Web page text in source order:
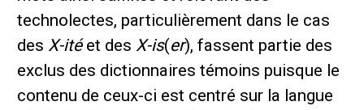
technolectes, particulièrement dans le cas
des X-itéet des X-is(er), fassent partie des
exclus des dictionnaires témoins puisque le
contenu de ceux-ci est centré sur la langue